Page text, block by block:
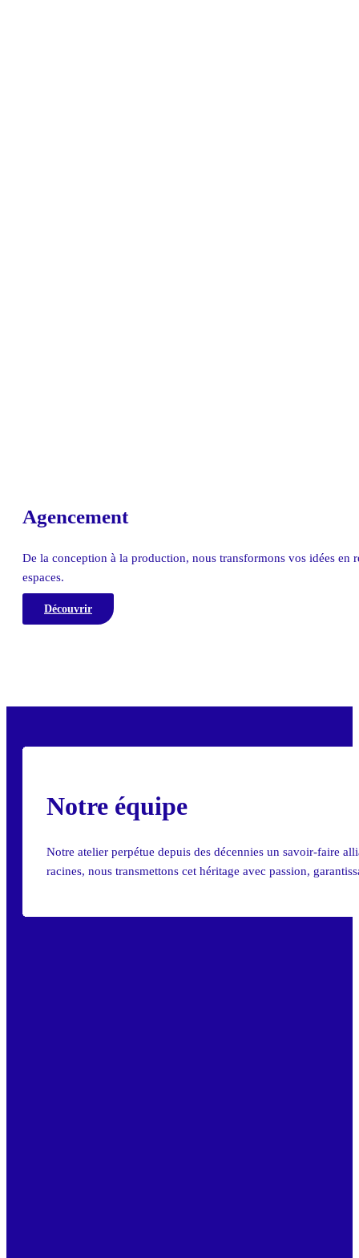
Agencement
De la conception à la production, nous transformons vos idées en
espaces.
Découvrir
Notre équipe
Notre atelier perpétue depuis des décennies un savoir-faire
racines, nous transmettons cet héritage avec passion,